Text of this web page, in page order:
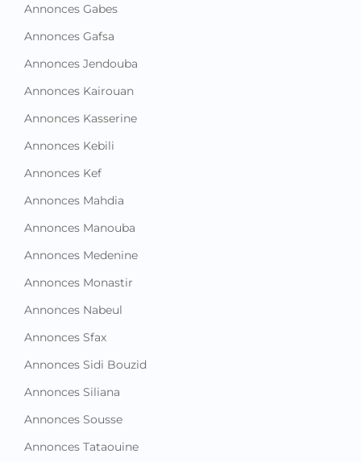
Annonces Gabes
Annonces Gafsa
Annonces Jendouba
Annonces Kairouan
Annonces Kasserine
Annonces Kebili
Annonces Kef
Annonces Mahdia
Annonces Manouba
Annonces Medenine
Annonces Monastir
Annonces Nabeul
Annonces Sfax
Annonces Sidi Bouzid
Annonces Siliana
Annonces Sousse
Annonces Tataouine